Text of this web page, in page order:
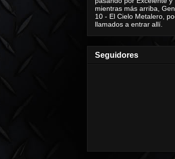
mientras más arriba,
10 - El Cielo Metalero,
llamados a entrar allí.
Seguidores